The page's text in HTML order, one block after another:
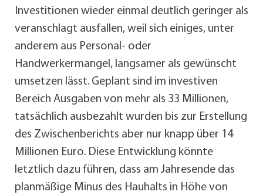
Investitionen wieder einmal deutlich geringer als
veranschlagt ausfallen, weil sich einiges, unter
anderem aus Personal- oder
Handwerkermangel, langsamer als gewünscht
umsetzen lässt. Geplant sind im investiven
Bereich Ausgaben von mehr als 33 Millionen,
tatsächlich ausbezahlt wurden bis zur Erstellung
des Zwischenberichts aber nur knapp über 14
Millionen Euro. Diese Entwicklung könnte
letztlich dazu führen, dass am Jahresende das
planmäßige Minus des Hauhalts in Höhe von